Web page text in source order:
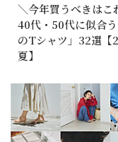
＼今年買うべきはこ
40代・50代に似合
のTシャツ」32選【
夏】